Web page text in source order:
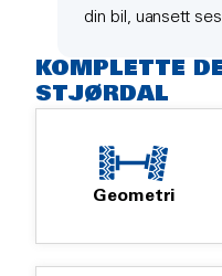
din bil, uansett
KOMPLETTE
STJØRDAL
Geometri